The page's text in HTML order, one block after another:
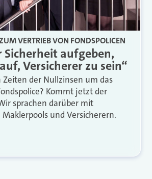
VERTRIEB VON FONDSPOLICEN
Sicherheit aufgeben,
Versicherer zu sein“
Zeiten der Nullzinsen um das
Kommt jetzt der
sprachen darüber mit
und Versicherern.